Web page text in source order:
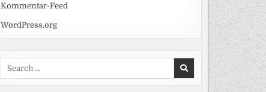
Kommentar-Feed
WordPress.org